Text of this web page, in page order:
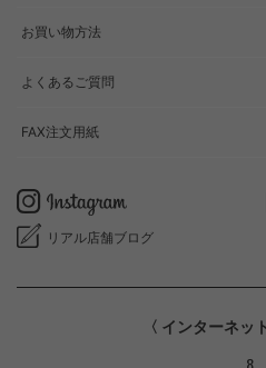
お買い物方法
よくあるご質問
FAX注文用紙
リアル店舗ブログ
〈 インターネッ